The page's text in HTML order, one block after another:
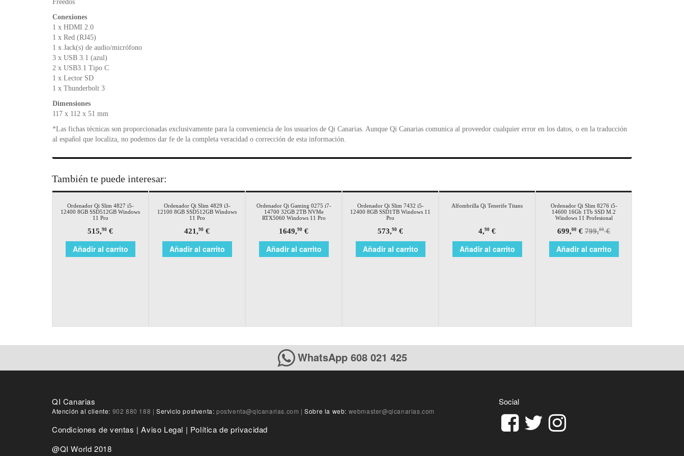
Freedos
Conexiones
1 x HDMI 2.0
1 x Red (RJ45)
1 x Jack(s) de audio/micrófono
3 x USB 3.1 (azul)
2 x USB3.1 Tipo C
1 x Lector SD
1 x Thunderbolt 3
Dimensiones
117 x 112 x 51 mm
*Las fichas técnicas son proporcionadas exclusivamente para la conveniencia de los usuarios de Qi Canarias. Aunque Qi Canarias comunica al proveedor cualquier error en los datos, o en la traducción
al español que localiza, no podemos dar fe de la completa veracidad o corrección de esta información.
También te puede interesar:
Ordenador Qi Slim 4827 i5-
12400 8GB SSD512GB Windows
11 Pro
515,90 €
Añadir al carrito
Ordenador Qi Slim 4829 i3-
12100 8GB SSD512GB Windows
11 Pro
421,90 €
Añadir al carrito
Ordenador Qi Gaming 0275 i7-
14700 32GB 2TB NVMe
RTX5060 Windows 11 Pro
1649,90 €
Añadir al carrito
Ordenador Qi Slim 7432 i5-
12400 8GB SSD1TB Windows 11
Pro
573,90 €
Añadir al carrito
Alfombrilla Qi Tenerife Titans
4,90 €
Añadir al carrito
¡Oferta!
Ordenador Qi Slim 8276 i5-
14600 16Gb 1Tb SSD M.2
Windows 11 Profesional
699,00 € 799,00€
Añadir al carrito
WhatsApp 608 021 425
Social
QI Canarias
Atención al cliente: 902 880 188 | Servicio postventa:postventa@qicanarias.com | Sobre la web: webmaster@qicanarias.com
Condiciones de ventas |Aviso Legal | Política de privacidad
@QI World 2018